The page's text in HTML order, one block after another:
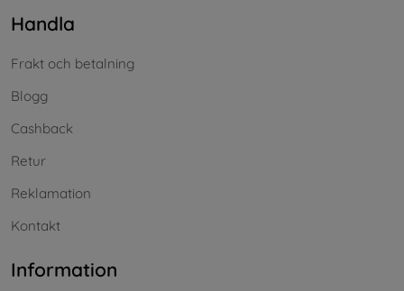
Handla
Frakt och betalning
Blogg
Cashback
Retur
Reklamation
Kontakt
Information